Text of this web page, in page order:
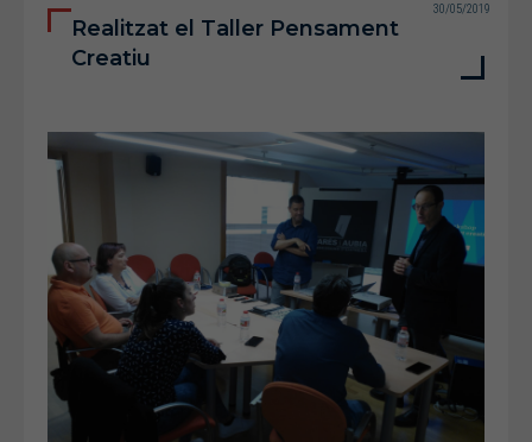
Realitzat el Taller Pensament
Creatiu
30/05/2019